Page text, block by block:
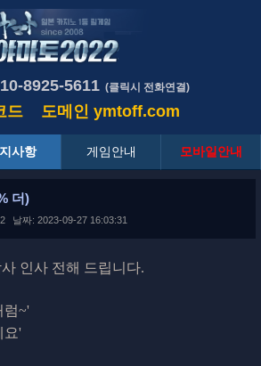
8925-5611 (클릭시 전화연결)
드 도메인 ymtoff.com
사항 게임안내 모바일안내
더)
날짜: 2023-09-27 16:03:31
인사 전해 드립니다.
럼~'
요'